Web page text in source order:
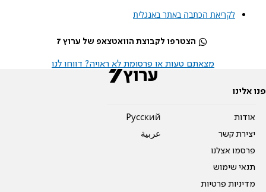
לקריאת הכתבה באתר באנגלית
הצטרפו לקבוצת הוואטצאפ של ערוץ 7
מצאתם טעות או פרסומת לא ראויה? דווחו לנו
פנו אלינו
אודות
יצירת קשר
פרסמו אצלנו
תנאי שימוש
מדיניות פרטיות
Pусский
عربية